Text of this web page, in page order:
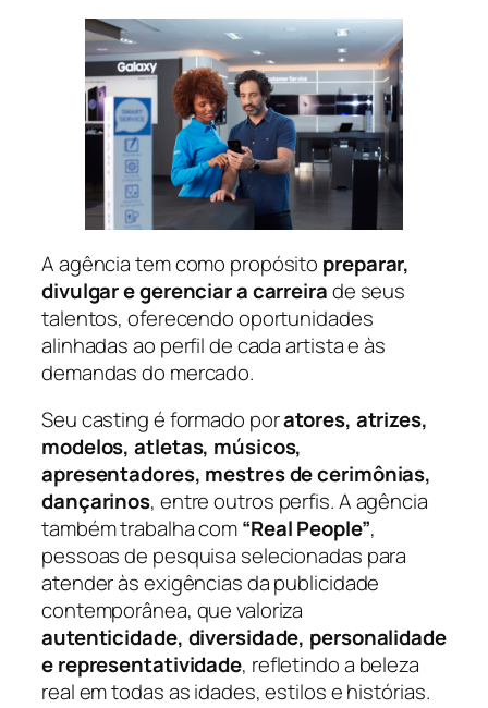
A agência tem como propósito preparar,
divulgar e gerenciar a carreirade seus
talentos, oferecendo oportunidades
alinhadas ao perfil de cada artista e às
demandas do mercado.
Seu casting é formado poratores, atrizes,
modelos, atletas, músicos,
apresentadores, mestres de cerimônias,
dançarinos, entre outros perfis. A agência
também trabalha com“Real People”,
pessoas de pesquisa selecionadas para
atender às exigências da publicidade
contemporânea, que valoriza
autenticidade, diversidade, personalidade
e representatividade, refletindo a beleza
real em todas as idades, estilos e histórias.